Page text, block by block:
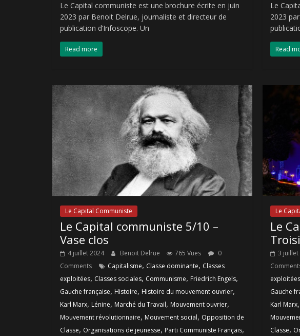
Le Capital communiste est une brochure écrite en juin
2023 par Benoit Delrue, journaliste et directeur de
publication d’Infoscope. Un
Read more
Le
2023
Read
Le Capital Communiste
Le Capital communiste 5/10 –
Vase clos
4 juillet 2024 Benoit Delrue 765 Vues
0
Comments
Capitalisme, Classe dominante, Classes
exploitées, Classes sociales, Communisme, Friedrich Engels,
Gauche française, Histoire, Histoire du mouvement ouvrier,
Karl Marx, Lénine, Marché du Travail, Mouvement ouvrier,
Mouvement révolutionnaire, Mouvement social, Opposition de
Classe, Organisations de jeunesse, Parti Communiste Français,
Le
Le
3 juillet
exploitées
Gauche
Karl Marx,
Classe,